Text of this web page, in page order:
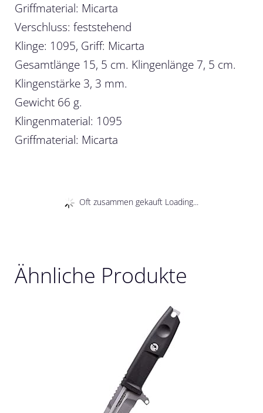
Griffmaterial: Micarta
Verschluss: feststehend
Klinge: 1095, Griff: Micarta
Gesamtlänge 15, 5 cm. Klingenlänge 7, 5 cm.
Klingenstärke 3, 3 mm.
Gewicht 66 g.
Klingenmaterial: 1095
Griffmaterial: Micarta
Oft zusammen gekauft Loading...
Ähnliche Produkte